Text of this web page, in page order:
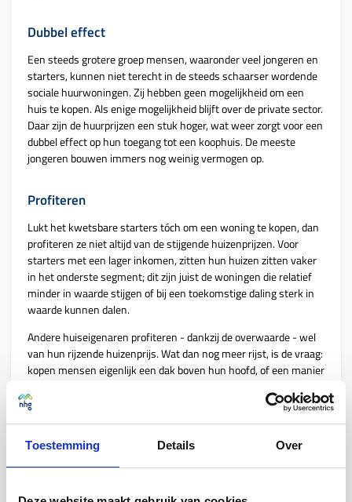
Toestemming Details Over
Dubbel effect
Een steeds grotere groep mensen, waaronder veel jongeren en
starters, kunnen niet terecht in de steeds schaarser wordende
sociale huurwoningen. Zij hebben geen mogelijkheid om een
huis te kopen. Als enige mogelijkheid blijft over de private sector.
Daar zijn de huurprijzen een stuk hoger, wat weer zorgt voor een
dubbel effect op hun toegang tot een koophuis. De meeste
jongeren bouwen immers nog weinig vermogen op.
Profiteren
Lukt het kwetsbare starters tóch om een woning te kopen, dan
profiteren ze niet altijd van de stijgende huizenprijzen. Voor
starters met een lager inkomen, zitten hun huizen zitten vaker
in het onderste segment; dit zijn juist de woningen die relatief
minder in waarde stijgen of bij een toekomstige daling sterk in
waarde kunnen dalen.
Andere huiseigenaren profiteren - dankzij de overwaarde - wel
van hun rijzende huizenprijs. Wat dan nog meer rijst, is de vraag:
kopen mensen eigenlijk een dak boven hun hoofd, of een manier
stijgende huizenprijs goed, maar niet voor de economie. En zeker
niet voor toekomstige kopers.
Rimpeleffecten